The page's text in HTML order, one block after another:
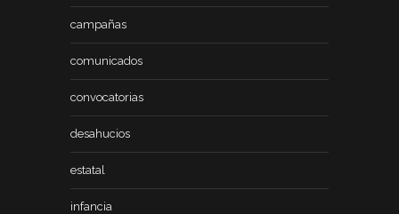
campañas
comunicados
convocatorias
desahucios
estatal
infancia